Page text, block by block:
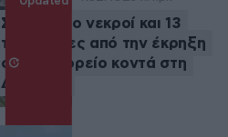
Συρία: Δύο νεκροί και 13
τραυματίες από την έκρηξη
σε λεωφορείο κοντά στη
Δαμασκό